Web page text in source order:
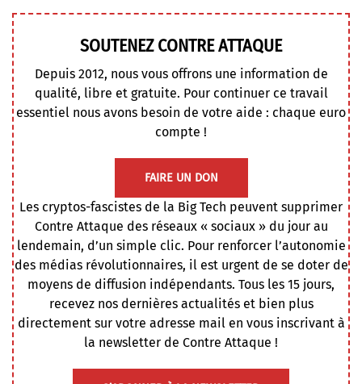
SOUTENEZ CONTRE ATTAQUE
Depuis 2012, nous vous offrons une information de
qualité, libre et gratuite. Pour continuer ce travail
essentiel nous avons besoin de votre aide : chaque euro
compte !
FAIRE UN DON
Les cryptos-fascistes de la Big Tech peuvent supprimer
Contre Attaque des réseaux « sociaux » du jour au
lendemain, d’un simple clic. Pour renforcer l’autonomie
des médias révolutionnaires, il est urgent de se doter de
moyens de diffusion indépendants. Tous les 15 jours,
recevez nos dernières actualités et bien plus
directement sur votre adresse mail en vous inscrivant à
la newsletter de Contre Attaque !